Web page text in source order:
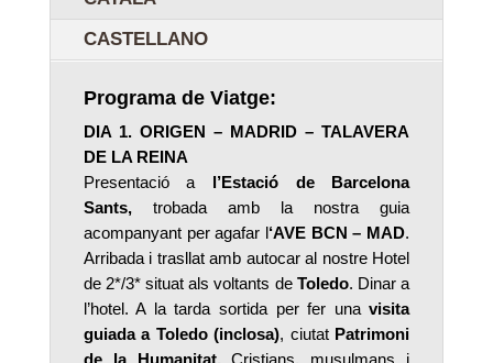
CASTELLANO
Programa de Viatge:
DIA 1. ORIGEN – MADRID – TALAVERA
DE LA REINA
Presentació a l’Estació de Barcelona
Sants,trobada amb la nostra guia
acompanyant per agafar l‘AVE BCN – MAD.
Arribada i trasllat amb autocar al nostre Hotel
de 2*/3* situat als voltants de Toledo. Dinar a
l’hotel. A la tarda sortida per fer unavisita
guiada a Toledo (inclosa), ciutat Patrimoni